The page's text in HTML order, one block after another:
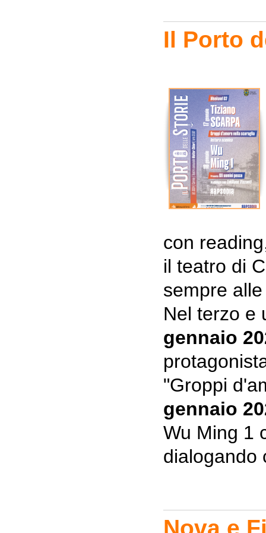
Il Porto
con
il teatro di
sempre
Nel terzo e
gennaio
"Groppi
gennaio
Wu Ming 1
dialogando